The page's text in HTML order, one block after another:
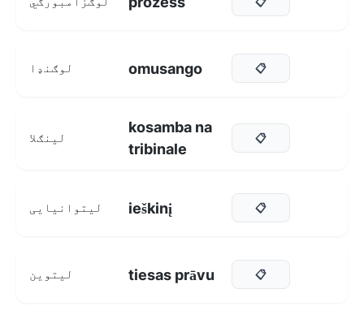
لوګنډا omusango 📋
لينګلا
kosamba na
tribinale
📋
لیتوانیایی ieškinį 📋
لیتوین tiesas prāvu 📋